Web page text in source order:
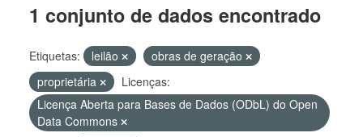
1 conjunto de dados encontrado
Etiquetas: leilão
obras de geração
proprietária
Licenças:
Licença Aberta para Bases de Dados (ODbL) do Open
Data Commons